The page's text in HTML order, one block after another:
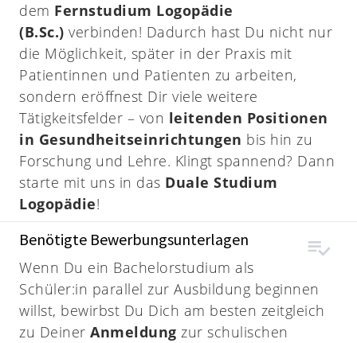
dem Fernstudium Logopädie
(B.Sc.) verbinden! Dadurch hast Du nicht nur
die Möglichkeit, später in der Praxis mit
Patientinnen und Patienten zu arbeiten,
sondern eröffnest Dir viele weitere
Tätigkeitsfelder – von leitenden Positionen
in Gesundheitseinrichtungen bis hin zu
Forschung und Lehre. Klingt spannend? Dann
starte mit uns in das Duale Studium
Logopädie!
Benötigte Bewerbungsunterlagen
Wenn Du ein Bachelorstudium als
Schüler:in parallel zur Ausbildung beginnen
willst, bewirbst Du Dich am besten zeitgleich
zu Deiner Anmeldung zur schulischen